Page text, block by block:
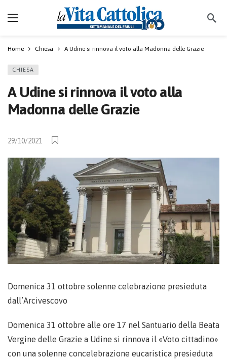
Home Chiesa A Udine si rinnova il voto alla Madonna delle Grazie
CHIESA
A Udine si rinnova il voto alla
Madonna delle Grazie
29/10/2021
Domenica 31 ottobre solenne celebrazione presieduta
dall’Arcivescovo
Domenica 31 ottobre alle ore 17 nel Santuario della Beata
Vergine delle Grazie a Udine si rinnova il «Voto cittadino»
con una solenne concelebrazione eucaristica presieduta